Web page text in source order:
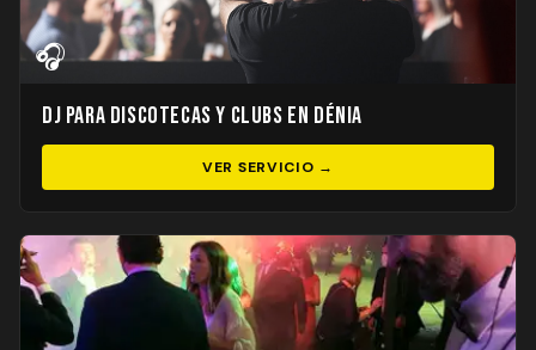
🎧
DJ para Discotecas y Clubs en Dénia
VER SERVICIO →